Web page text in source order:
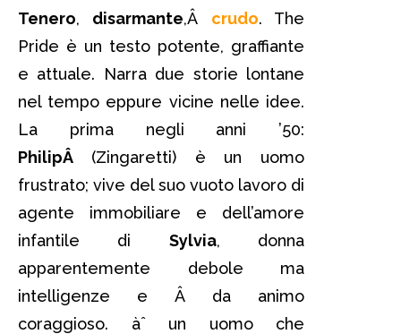
Tenero, disarmante,Â crudo. The
Pride è un testo potente, graffiante
e attuale. Narra due storie lontane
nel tempo eppure vicine nelle idee.
La prima negli anni ’50:
PhilipÂ (Zingaretti) è un uomo
frustrato; vive del suo vuoto lavoro di
agente immobiliare e dell’amore
infantile di Sylvia, donna
apparentemente debole ma
intelligenze e Â da animo
coraggioso. àˆ un uomo che